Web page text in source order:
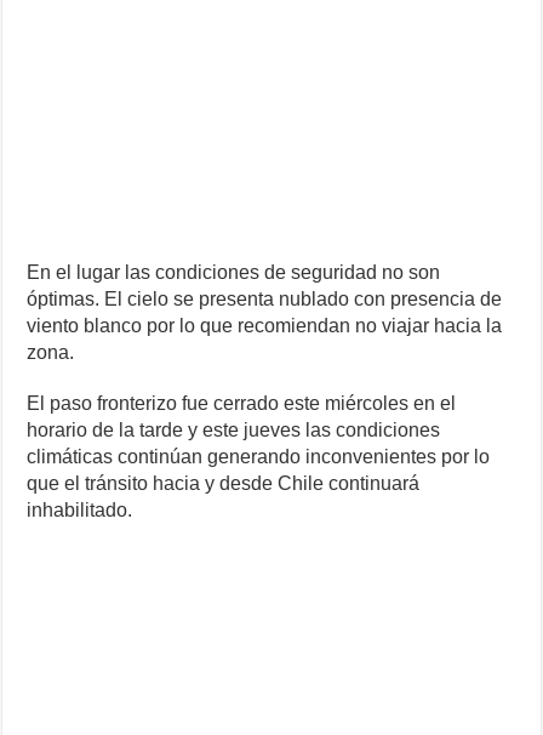
En el lugar las condiciones de seguridad no son
óptimas. El cielo se presenta nublado con presencia de
viento blanco por lo que recomiendan no viajar hacia la
zona.
El paso fronterizo fue cerrado este miércoles en el
horario de la tarde y este jueves las condiciones
climáticas continúan generando inconvenientes por lo
que el tránsito hacia y desde Chile continuará
inhabilitado.